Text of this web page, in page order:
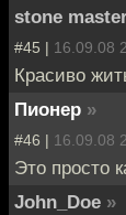
stone
#45 | 16.09.08
Красиво
Пионер »
#46 | 16.09.08
Это просто
John_Doe »